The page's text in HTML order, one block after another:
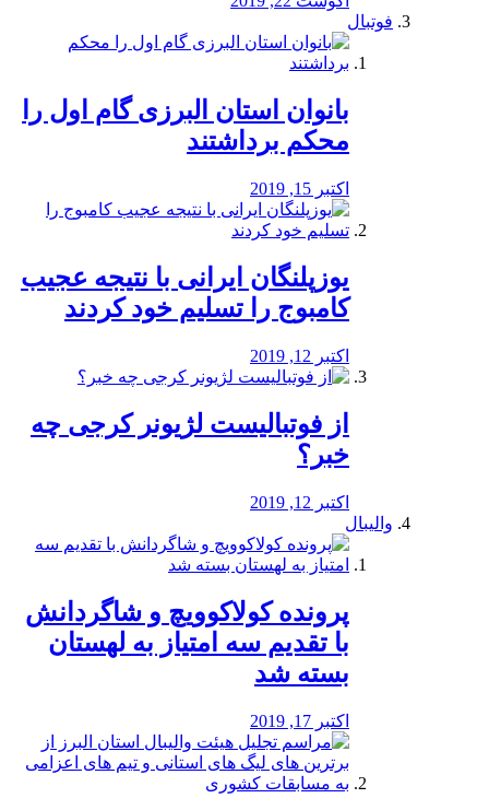
فوتبال
بانوان استان البرزی گام اول را
محكم برداشتند
اکتبر 15, 2019
یوزپلنگان ایرانی با نتیجه عجیب
کامبوج را تسلیم خود کردند
اکتبر 12, 2019
از فوتبالیست لژیونر کرجی چه
خبر؟
اکتبر 12, 2019
والیبال
پرونده کولاکوویچ و شاگردانش
با تقدیم سه امتیاز به لهستان
بسته شد
اکتبر 17, 2019